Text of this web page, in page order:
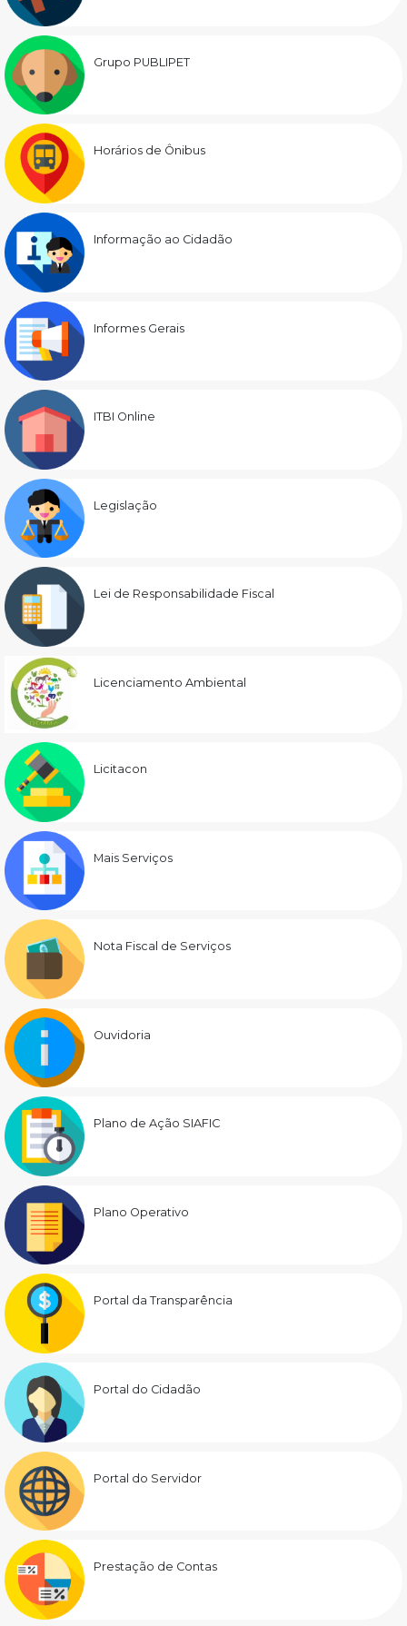
Grupo PUBLIPET
Horários de Ônibus
Informação ao Cidadão
Informes Gerais
ITBI Online
Legislação
Lei de Responsabilidade Fiscal
Licenciamento Ambiental
Licitacon
Mais Serviços
Nota Fiscal de Serviços
Ouvidoria
Plano de Ação SIAFIC
Plano Operativo
Portal da Transparência
Portal do Cidadão
Portal do Servidor
Prestação de Contas